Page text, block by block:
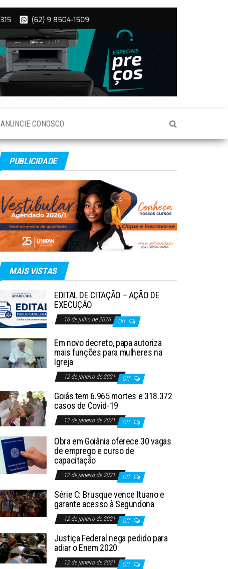
ANUNCIE CONOSCO
PUBLICIDADE
MAIS VISTAS
EDITAL DE CITAÇÃO – AÇÃO DE
EXECUÇÃO
16 de julho de 2026 Off
Em novo decreto, papa autoriza
mais funções para mulheres na
Igreja
12 de janeiro de 2021 Off
Goiás tem 6.965 mortes e 318.372
casos de Covid-19
12 de janeiro de 2021 Off
Obra em Goiânia oferece 30 vagas
de emprego e curso de
capacitação
12 de janeiro de 2021 Off
Série C: Brusque vence Ituano e
garante acesso à Segundona
12 de janeiro de 2021 Off
Justiça Federal nega pedido para
adiar o Enem 2020
12 de janeiro de 2021 Off